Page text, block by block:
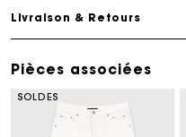
Livraison & Retours
Pièces associées
SOLDES